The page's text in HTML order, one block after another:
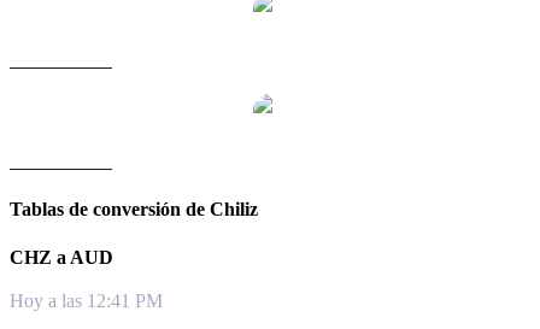
Tablas de conversión de Chiliz
CHZ a AUD
Hoy a las 12:41 PM